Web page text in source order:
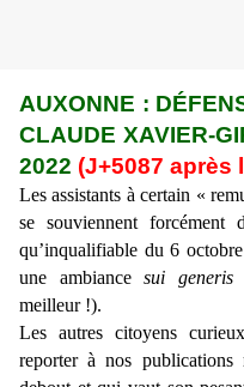
AUXONNE :
CLAUDE XAVIER-
2022 (J+5087 après
Les assistants à certain «
se souviennent forcément
qu’inqualifiable du 6
une ambiancesui
meilleur !).
Les autres citoyens
reporter à nos